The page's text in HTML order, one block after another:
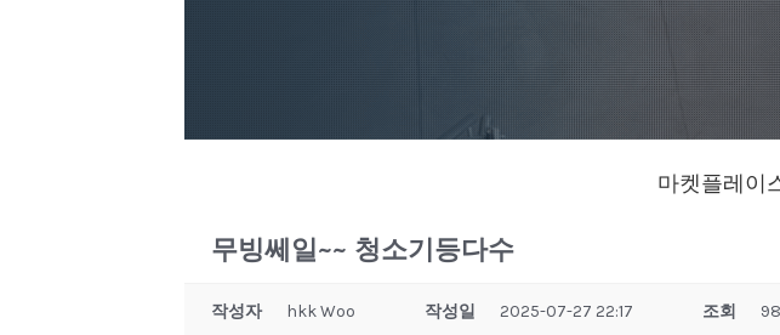
마켓플레이
무빙쎄일~~ 청소기등다수
작성자 hkk Woo 작성일 2025-07-27 22:17 조회